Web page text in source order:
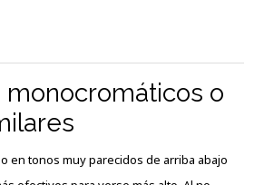
monocromáticos o
en tonos muy parecidos de arriba abajo